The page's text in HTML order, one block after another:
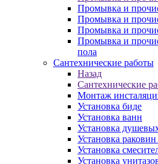
Промывка и
Промывка и
Промывка и
Промывка и
пола
Сантехнические работы
Назад
Сантехнические
Монтаж
Установка биде
Установка ванн
Установка
Установка
Установка
Установка